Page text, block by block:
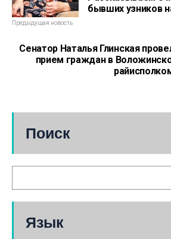
бывших узников
Предыдущая новость
Сенатор Наталья Глинская
прием граждан в
Поиск
Язык